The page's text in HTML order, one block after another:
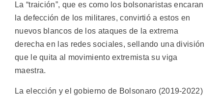
La “traición”, que es como los bolsonaristas encaran
la defección de los militares, convirtió a estos en
nuevos blancos de los ataques de la extrema
derecha en las redes sociales, sellando una división
que le quita al movimiento extremista su viga
maestra.
La elección y el gobierno de Bolsonaro (2019-2022)